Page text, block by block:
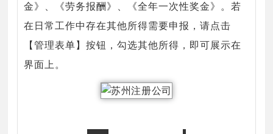
金》、《劳务报酬》、《全年一次性奖金》。若
在日常工作中存在其他所得需要申报，请点击
【管理表单】按钮，勾选其他所得，即可展示在
界面上。